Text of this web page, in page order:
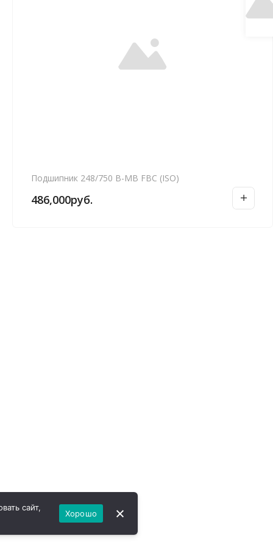
Подшипник 248/750 B-MB FBC (ISO)
486,000руб.
сайт,
Хорошо